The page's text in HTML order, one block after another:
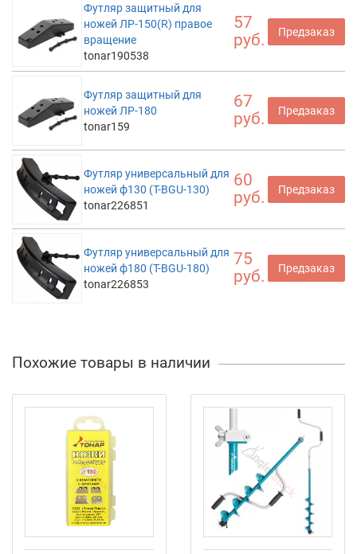
Футляр защитный для
ножей ЛР-150(R) правое
вращение
tonar190538
57
руб.
Предзаказ
Футляр защитный для
ножей ЛР-180
tonar159
67
руб.
Предзаказ
Футляр универсальный для
ножей ф130 (T-BGU-130)
tonar226851
60
руб.
Предзаказ
Футляр универсальный для
ножей ф180 (T-BGU-180)
tonar226853
75
руб.
Предзаказ
Похожие товары в наличии